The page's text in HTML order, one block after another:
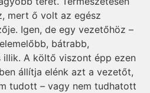
mert ő volt az egész
Igen, de egy vezetőhöz –
bátrabb,
illik. A költő viszont épp ezen
állítja elénk azt a vezetőt,
tudott – vagy nem tudhatott